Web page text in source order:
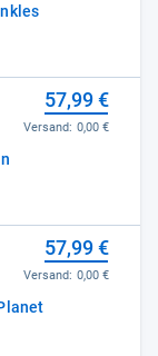
57,99 €
Versand: 0,00 €
57,99 €
Versand: 0,00 €